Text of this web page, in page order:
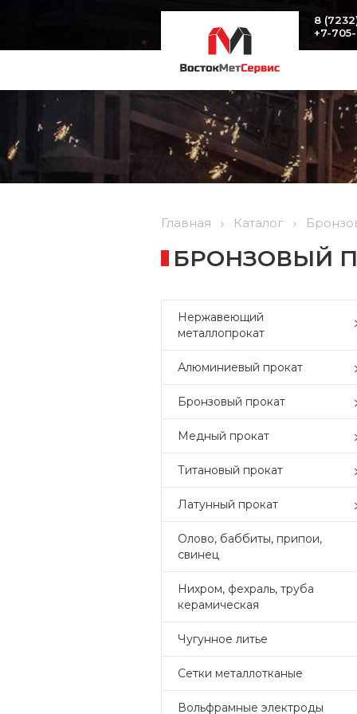
8
+7-
Главная Каталог
БРОНЗОВЫЙ
Нержавеющий
металлопрокат
Алюминиевый прокат
Бронзовый прокат
Медный прокат
Титановый прокат
Латунный прокат
Олово, баббиты, припои,
свинец
Нихром, фехраль, труба
керамическая
Чугунное литье
Сетки металлотканые
Вольфрамные электроды